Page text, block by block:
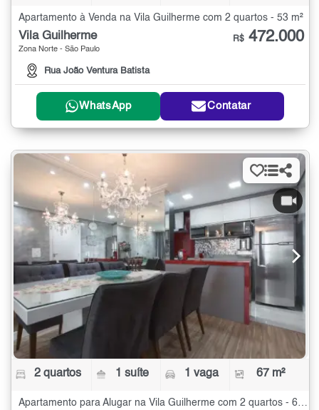
Apartamento à Venda na Vila Guilherme com 2 quartos - 53 m²
Vila Guilherme
Zona Norte - São Paulo
Rua João Ventura Batista
R$ 472.000
WhatsApp Contatar
2 quartos 1 suíte 1 vaga 67 m²